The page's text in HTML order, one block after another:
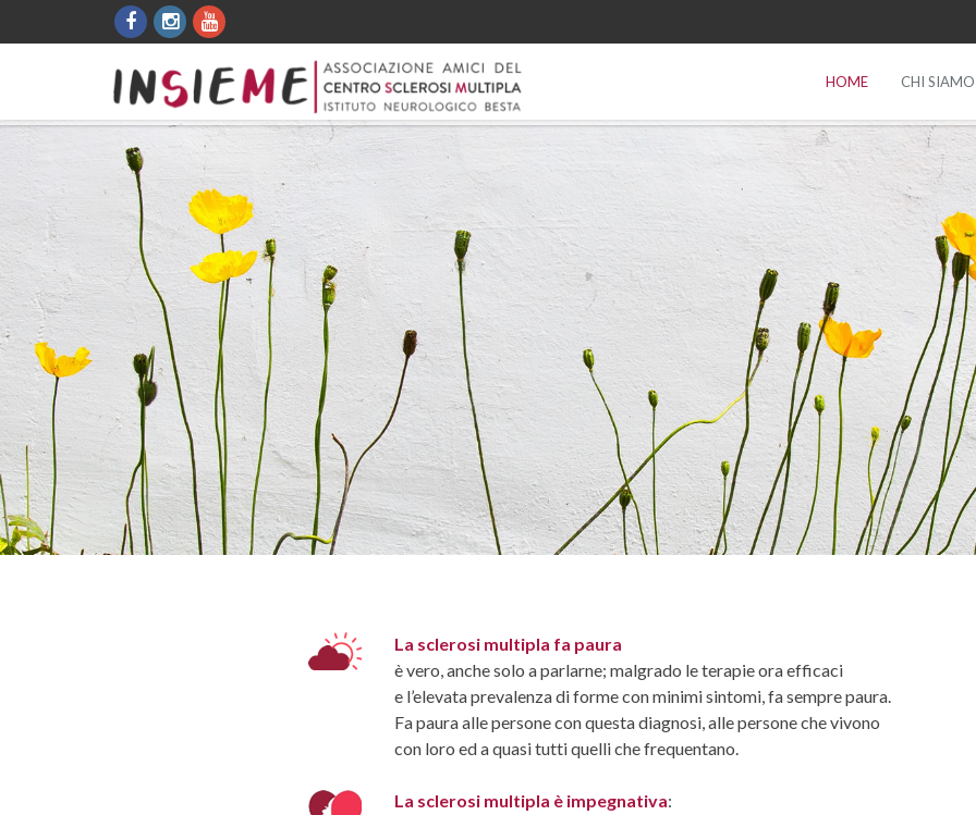
HOME CHI SIAMO
La sclerosi multipla fa paura
è vero, anche solo a parlarne; malgrado le terapie ora efficaci
e l’elevata prevalenza di forme con minimi sintomi, fa sempre paura.
Fa paura alle persone con questa diagnosi, alle persone che vivono
con loro ed a quasi tutti quelli che frequentano.
La sclerosi multipla è impegnativa: